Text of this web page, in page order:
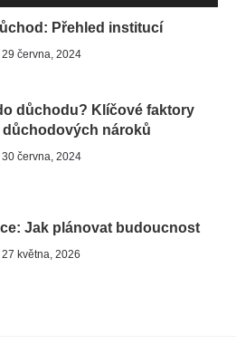
Přehled institucí
29 června, 2024
důchodu? Klíčové faktory
nároků
30 června, 2024
Jak plánovat budoucnost
27 května, 2026